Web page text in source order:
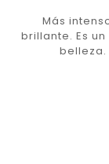
Más
brillante. Es
belleza.